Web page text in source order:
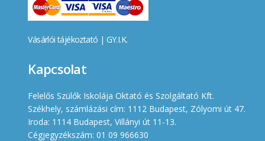
Vásárlói tájékoztató | GY.I.K.
Kapcsolat
Felelős Szülők Iskolája Oktató és Szolgáltató Kft.
Székhely, számlázási cím: 1112 Budapest, Zólyomi út 47.
Iroda: 1114 Budapest, Villányi út 11-13.
Cégjegyzékszám: 01 09 966630